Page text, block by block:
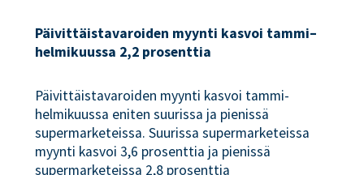
Päivittäistavaroiden myynti kasvoi tammi–
helmikuussa 2,2 prosenttia
Päivittäistavaroiden myynti kasvoi tammi-
helmikuussa eniten suurissa ja pienissä
supermarketeissa. Suurissa supermarketeissa
myynti kasvoi 3,6 prosenttia ja pienissä
supermarketeissa 2,8 prosenttia